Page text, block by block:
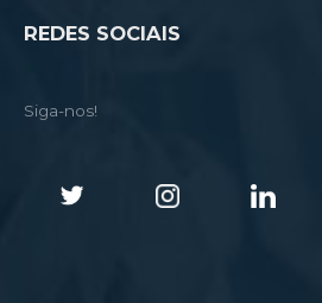
REDES SOCIAIS
Siga-nos!